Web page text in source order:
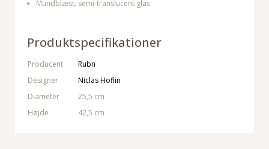
Mundblæst, semi-translucent glas
Produktspecifikationer
Producent
Rubn
Designer
Niclas Hoflin
Diameter
25,5 cm
Højde
42,5 cm